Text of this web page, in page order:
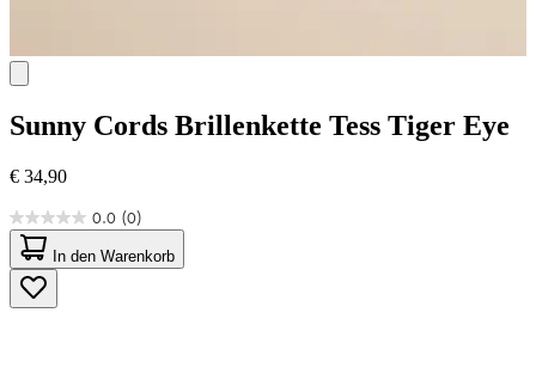
Sunny Cords Brillenkette Tess Tiger Eye
€ 34,90
0.0 (0)
0.0
von
5
Sternen.
In den Warenkorb